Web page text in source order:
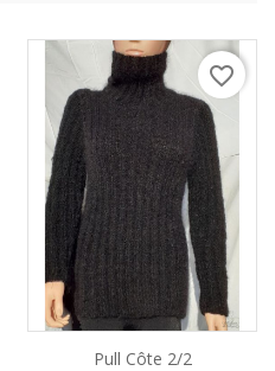
Pull Côte 2/2
favorite_border